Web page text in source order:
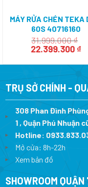
MÁY RỬA CHÉN TEKA
60S 40716160
31.999.000₫
Giá
là:
22.399.300 ₫Giá
TRỤ SỞ CHÍNH -
308 Phan Đình
1 , Quận Phú Nhuận
Hotline:
Mở cửa: 8h-22h
Xem bản đồ
SHOWROOM QUẬN